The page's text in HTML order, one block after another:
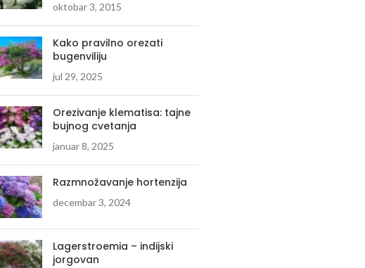
oktobar 3, 2015
Kako pravilno orezati
bugenviliju
jul 29, 2025
Orezivanje klematisa: tajne
bujnog cvetanja
januar 8, 2025
Razmnožavanje hortenzija
decembar 3, 2024
Lagerstroemia – indijski
jorgovan